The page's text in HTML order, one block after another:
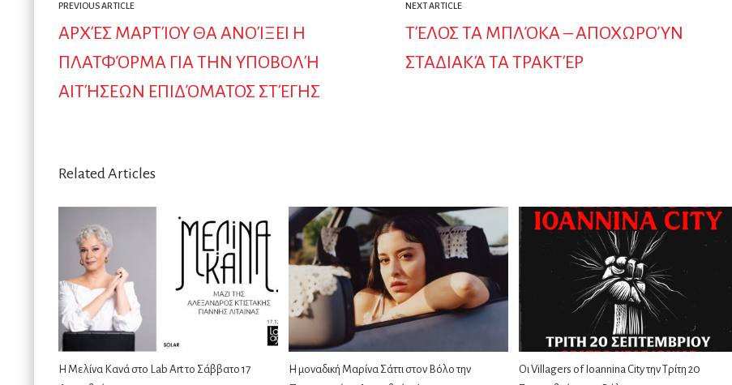
PREVIOUS ARTICLE
ΑΡΧΈΣ ΜΑΡΤΊΟΥ ΘΑ ΑΝΟΊΞΕΙ Η
ΠΛΑΤΦΌΡΜΑ ΓΙΑ ΤΗΝ ΥΠΟΒΟΛΉ
ΑΙΤΉΣΕΩΝ ΕΠΙΔΌΜΑΤΟΣ ΣΤΈΓΗΣ
NEXT ARTICLE
ΤΈΛΟΣ ΤΑ ΜΠΛΌΚΑ – ΑΠΟΧΩΡΟΎΝ
ΣΤΑΔΙΑΚΆ ΤΑ ΤΡΑΚΤΈΡ
Related Articles
Η Μελίνα Κανά στο Lab Art το Σάββατο 17
Η μοναδική Μαρίνα Σάττι στον Βόλο την
Οι Villagers of Ioannina City την Τρίτη 20